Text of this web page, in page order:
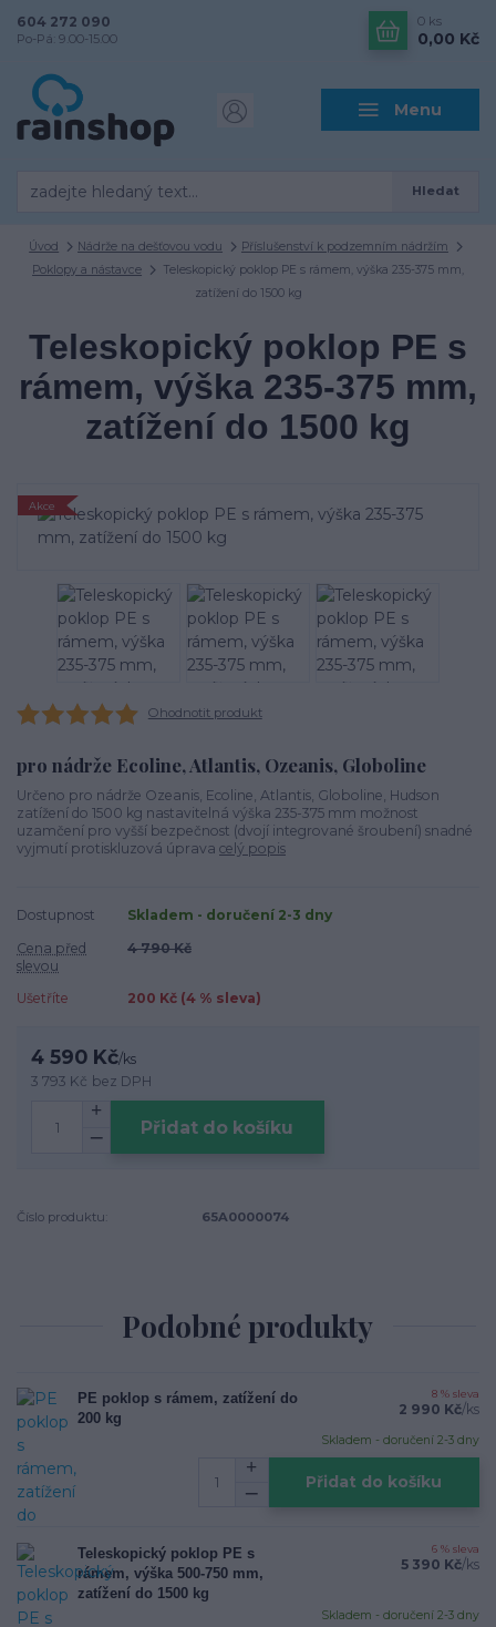
Menu
Hledat
604 272 090
Po-Pá: 9.00-15.00
0 ks
0,00 Kč
Úvod Nádrže na dešťovou vodu
Příslušenství k podzemním nádržím
Poklopy a nástavce
Teleskopický poklop PE s rámem, výška 235-375 mm,
zatížení do 1500 kg
Teleskopický poklop PE s
rámem, výška 235-375 mm,
zatížení do 1500 kg
Akce
Ohodnotit produkt
pro nádrže Ecoline, Atlantis, Ozeanis, Globoline
Určeno pro nádrže Ozeanis, Ecoline, Atlantis, Globoline, Hudson
zatížení do 1500 kg nastavitelná výška 235-375 mm možnost
uzamčení pro vyšší bezpečnost (dvojí integrované šroubení) snadné
vyjmutí protiskluzová úprava celý popis
Dostupnost
Skladem - doručení 2-3 dny
Cena před
slevou
4 790 Kč
Ušetříte 200 Kč (4 % sleva)
4 590 Kč/ks
3 793 Kč bez DPH
Přidat do košíku
Číslo produktu: 65A0000074
Podobné produkty
PE poklop s rámem, zatížení do
200 kg
8 % sleva
2 990 Kč/ks
Skladem - doručení 2-3 dny
Přidat do košíku
Teleskopický poklop PE s
rámem, výška 500-750 mm,
zatížení do 1500 kg
6 % sleva
5 390 Kč/ks
Skladem - doručení 2-3 dny